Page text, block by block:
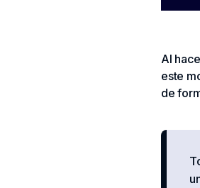
Al
este
de